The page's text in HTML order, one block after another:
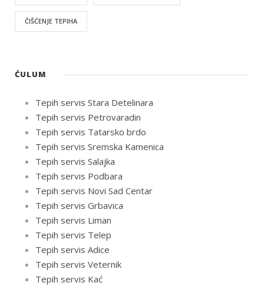
ČIŠĆENJE TEPIHA
ĆULUM
Tepih servis Stara Detelinara
Tepih servis Petrovaradin
Tepih servis Tatarsko brdo
Tepih servis Sremska Kamenica
Tepih servis Salajka
Tepih servis Podbara
Tepih servis Novi Sad Centar
Tepih servis Grbavica
Tepih servis Liman
Tepih servis Telep
Tepih servis Adice
Tepih servis Veternik
Tepih servis Kać